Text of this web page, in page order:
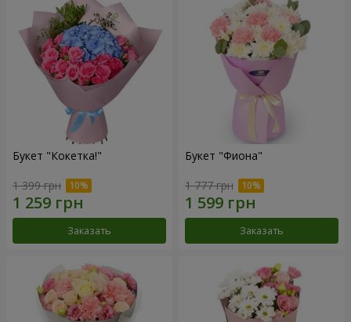
Букет "Кокетка!"
1 399 грн
Заказать
Букет "Фиона"
1 777 грн
Заказать